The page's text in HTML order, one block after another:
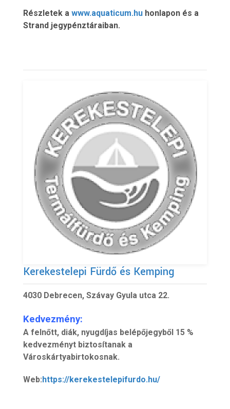
Részletek a www.aquaticum.hu honlapon és a
Strand jegypénztáraiban.
Kerekestelepi Fürdő és Kemping
4030 Debrecen, Szávay Gyula utca 22.
Kedvezmény:
A felnőtt, diák, nyugdíjas belépőjegyből 15 %
kedvezményt biztosítanak a
Városkártyabirtokosnak.
Web:https://kerekestelepifurdo.hu/